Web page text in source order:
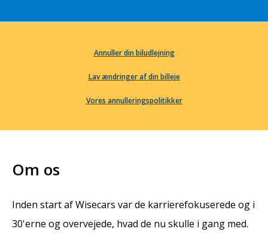
Annuller din biludlejning
Lav ændringer af din billeje
Vores annulleringspolitikker
Om os
Inden start af Wisecars var de karrierefokuserede og i
30'erne og overvejede, hvad de nu skulle i gang med.